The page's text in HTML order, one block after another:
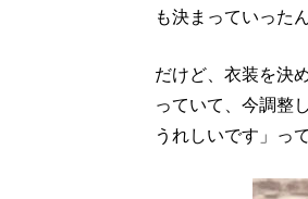
も決まっていった
だけど、衣装を決
っていて、今調整
うれしいです」って